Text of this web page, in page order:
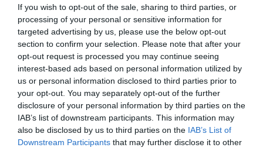
If you wish to opt-out of the sale, sharing to third parties, or
processing of your personal or sensitive information for
targeted advertising by us, please use the below opt-out
section to confirm your selection. Please note that after your
opt-out request is processed you may continue seeing
interest-based ads based on personal information utilized by
us or personal information disclosed to third parties prior to
your opt-out. You may separately opt-out of the further
disclosure of your personal information by third parties on the
IAB’s list of downstream participants. This information may
also be disclosed by us to third parties on the IAB’s List of
Downstream Participants that may further disclose it to other
corporales con una máscara
corporal
Noticias y novedades Redacción
23/02/2021
Somatoline Cosmetic amplía su gama de anticelulíticos corporales
con Somatoline Cosmetic anticelulítico máscara de barro, un
tratamiento intensivo de efecto choque con el 95% de principios
activos de origen natural para todo tipo de pieles, también las
sensibles o las atópicas.
Somatoline presenta el Test
Somatoline Cosmetic de